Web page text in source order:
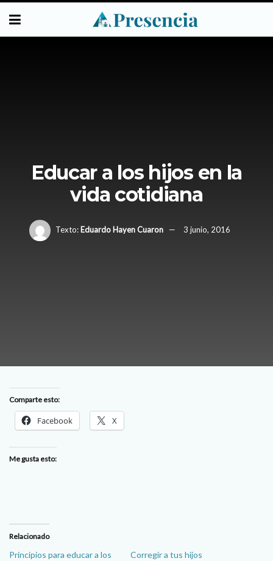
Educar a los hijos en la
vida cotidiana
Texto: Eduardo Hayen Cuaron 3 junio, 2016
Comparte esto:
Facebook X
Me gusta esto:
Relacionado
Principios para educar a los
Corregir a tus hijos